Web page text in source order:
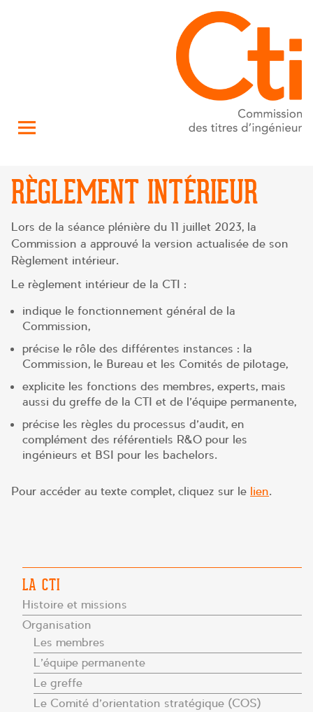
RÈGLEMENT INTÉRIEUR
Lors de la séance plénière du 11 juillet 2023, la
Commission a approuvé la version actualisée de son
Règlement intérieur.
Le règlement intérieur de la CTI :
indique le fonctionnement général de la
Commission,
précise le rôle des différentes instances : la
Commission, le Bureau et les Comités de pilotage,
explicite les fonctions des membres, experts, mais
aussi du greffe de la CTI et de l’équipe permanente,
précise les règles du processus d’audit, en
complément des référentiels R&O pour les
ingénieurs et BSI pour les bachelors.
Pour accéder au texte complet, cliquez sur le lien.
LA CTI
Histoire et missions
Organisation
Les membres
L’équipe permanente
Le greffe
Le Comité d’orientation stratégique (COS)